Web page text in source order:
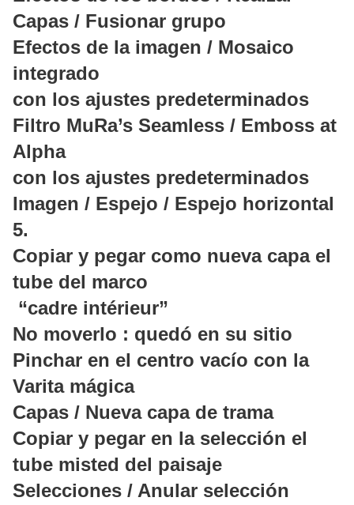
Capas / Fusionar grupo
Efectos de la imagen / Mosaico
integrado
con los ajustes predeterminados
Filtro MuRa’s Seamless / Emboss at
Alpha
con los ajustes predeterminados
Imagen / Espejo / Espejo horizontal
5.
Copiar y pegar como nueva capa el
tube del marco
“cadre intérieur”
No moverlo : quedó en su sitio
Pinchar en el centro vacío con la
Varita mágica
Capas / Nueva capa de trama
Copiar y pegar en la selección el
tube misted del paisaje
Selecciones / Anular selección